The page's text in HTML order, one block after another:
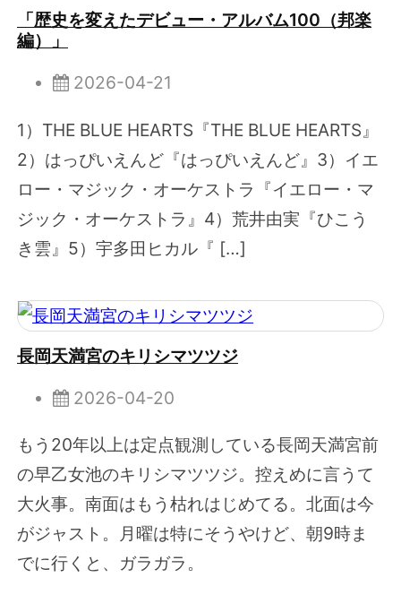
「歴史を変えたデビュー・アルバム100（邦楽
編）」
2026-04-21
1）THE BLUE HEARTS『THE BLUE HEARTS』
2）はっぴいえんど『はっぴいえんど』3）イエ
ロー・マジック・オーケストラ『イエロー・マ
ジック・オーケストラ』4）荒井由実『ひこう
き雲』5）宇多田ヒカル『 […]
長岡天満宮のキリシマツツジ
2026-04-20
もう20年以上は定点観測している長岡天満宮前
の早乙女池のキリシマツツジ。控えめに言うて
大火事。南面はもう枯れはじめてる。北面は今
がジャスト。月曜は特にそうやけど、朝9時ま
でに行くと、ガラガラ。